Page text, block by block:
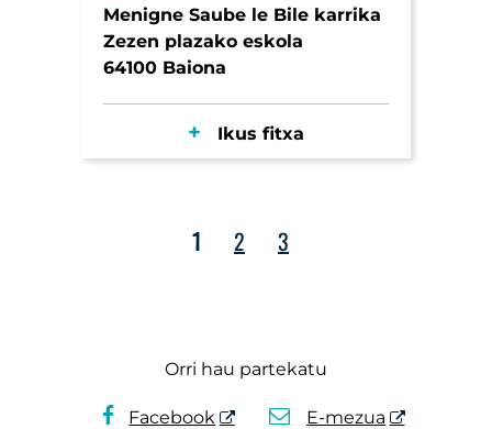
Menigne Saube le Bile karrika
Zezen plazako eskola
64100 Baiona
Ikus fitxa
1 2 3
Orri hau partekatu
Facebook E-mezua